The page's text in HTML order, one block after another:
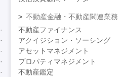
不動産金融・不動産関連業務
不動産ファイナンス
アクイジション・ソーシング
アセットマネジメント
プロパティマネジメント
不動産鑑定